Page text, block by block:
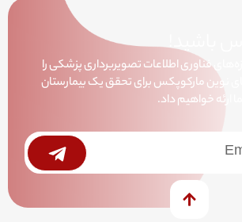
باشید!
فناوری اطلاعات تصویربرداری پزشکی را
نوین مارکوپکس برای تحقق یک بیمارستان
ارئه خواهیم داد.
Submit